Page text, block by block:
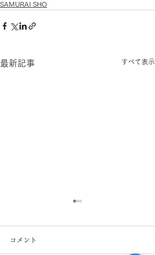
SAMURAI SHO
最新記事 すべて表示
コメント